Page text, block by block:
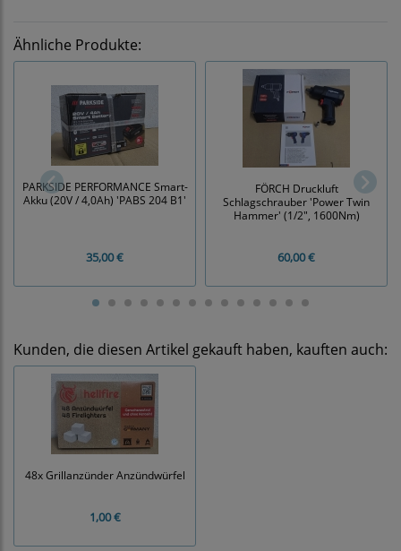
Ähnliche Produkte:
PARKSIDE PERFORMANCE Smart-
Akku (20V / 4,0Ah) 'PABS 204 B1'
35,00 €
FÖRCH Druckluft
Schlagschrauber 'Power Twin
Hammer' (1/2", 1600Nm)
60,00 €
Kunden, die diesen Artikel gekauft haben, kauften auch:
48x Grillanzünder Anzündwürfel
1,00 €